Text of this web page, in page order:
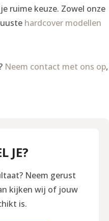
ruime keuze. Zowel onze
hardcover modellen
Neem contact met ons op,
JE?
Neem gerust
kijken wij of jouw
is.